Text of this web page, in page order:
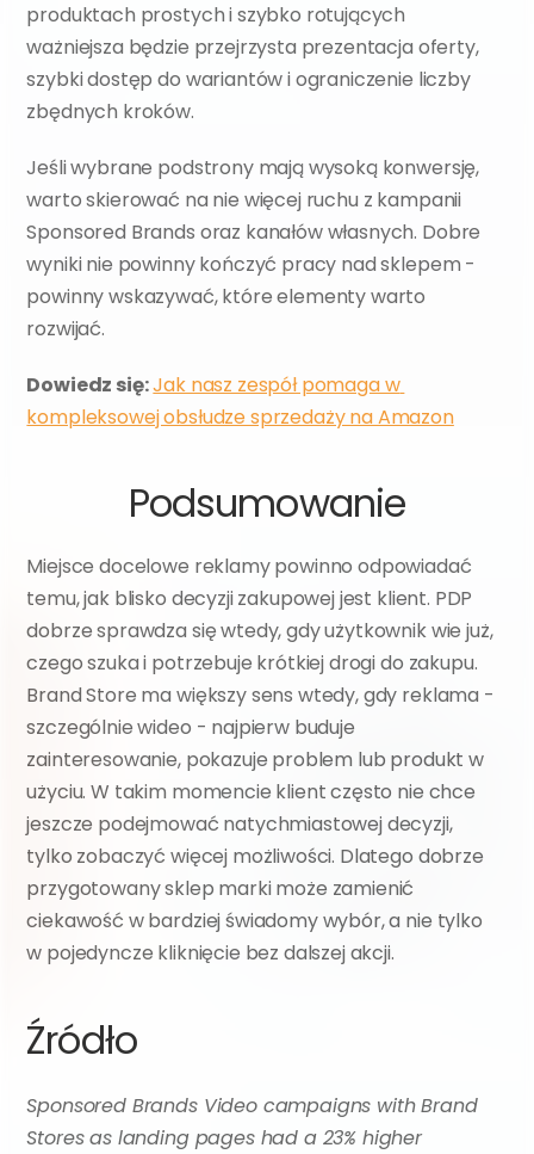
produktach prostych i szybko rotujących
ważniejsza będzie przejrzysta prezentacja oferty,
szybki dostęp do wariantów i ograniczenie liczby
zbędnych kroków.
Jeśli wybrane podstrony mają wysoką konwersję,
warto skierować na nie więcej ruchu z kampanii
Sponsored Brands oraz kanałów własnych. Dobre
wyniki nie powinny kończyć pracy nad sklepem -
powinny wskazywać, które elementy warto
rozwijać.
Dowiedz się:Jak nasz zespół pomaga w
kompleksowej obsłudze sprzedaży na Amazon
Podsumowanie
Miejsce docelowe reklamy powinno odpowiadać
temu, jak blisko decyzji zakupowej jest klient. PDP
dobrze sprawdza się wtedy, gdy użytkownik wie już,
czego szuka i potrzebuje krótkiej drogi do zakupu.
Brand Store ma większy sens wtedy, gdy reklama -
szczególnie wideo - najpierw buduje
zainteresowanie, pokazuje problem lub produkt w
użyciu. W takim momencie klient często nie chce
jeszcze podejmować natychmiastowej decyzji,
tylko zobaczyć więcej możliwości. Dlatego dobrze
przygotowany sklep marki może zamienić
ciekawość w bardziej świadomy wybór, a nie tylko
w pojedyncze kliknięcie bez dalszej akcji.
Źródło
Sponsored Brands Video campaigns with Brand
Stores as landing pages had a 23% higher